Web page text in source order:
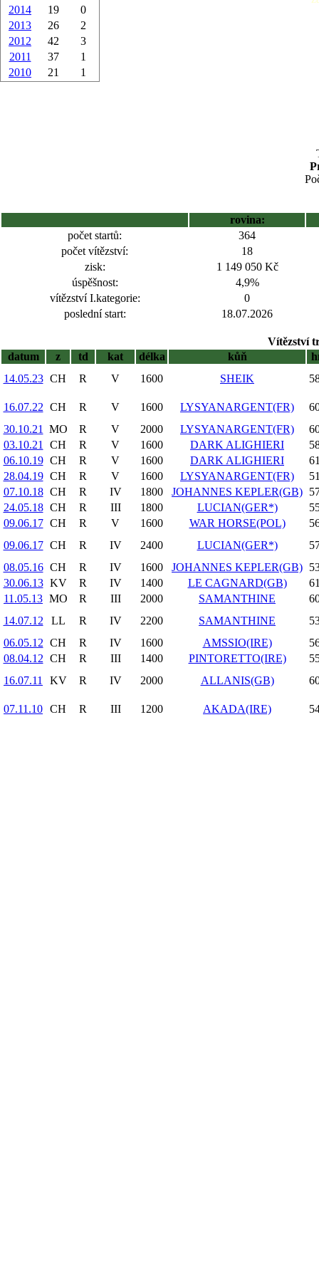
2014
19
0
2013
26
2
2012
42
3
2011
37
1
2010
21 1
rovina:
počet startů:
364
počet vítězství:
18
zisk:
1 149 050 Kč
úspěšnost:
4,9%
vítězství I.kategorie:
0
poslední start:
18.07.2026
Vítězství
datum
z td kat délka kůň
14.05.23 CH R V 1600 SHEIK
16.07.22 CH R V 1600 LYSYANARGENT(FR)
30.10.21
MO R V 2000 LYSYANARGENT(FR)
03.10.21
CH R V 1600 DARK ALIGHIERI
06.10.19 CH R V 1600 DARK ALIGHIERI
28.04.19 CH R V 1600 LYSYANARGENT(FR)
07.10.18 CH R IV 1800 JOHANNES KEPLER(GB)
24.05.18 CH R III 1800 LUCIAN(GER*)
09.06.17 CH R V 1600 WAR HORSE(POL)
09.06.17 CH R IV 2400 LUCIAN(GER*)
08.05.16 CH R IV 1600 JOHANNES KEPLER(GB)
30.06.13 KV R IV 1400 LE CAGNARD(GB)
11.05.13 MO R III 2000 SAMANTHINE
14.07.12
LL R IV 2200 SAMANTHINE
06.05.12 CH R IV 1600 AMSSIO(IRE)
08.04.12 CH R III 1400 PINTORETTO(IRE)
16.07.11
KV R IV 2000 ALLANIS(GB)
07.11.10 CH R III 1200 AKADA(IRE)